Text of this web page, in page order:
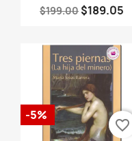
$199.00 $189.05
-5%
favorite_border